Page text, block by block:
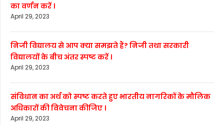
का वर्णन करें ।
April 29, 2023
निजी विद्यालय से आप क्या समझते हैं? निजी तथा सरकारी
विद्यालयों के बीच अंतर स्पष्ट करें ।
April 29, 2023
संविधान का अर्थ को स्पष्ट करते हुए भारतीय नागरिकों के मौलिक
अधिकारों की विवेचना कीजिए ।
April 29, 2023